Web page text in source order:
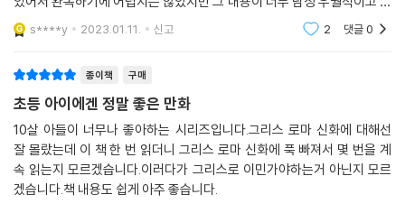
한 신화를 소개합니다. 신화 속에서 폭발하는 욕망과 갈등과 고통과 환희
가 무엇을 의미하는지, 수천 년을 내려온 인간의 근원적 질문에는 어떤 답
“저는 이번 방송에서 무엇보다 각 이야기가 독립성을 가지면서도 하나의
스토리로 흘러가게 하는 유기성을 갖도록 노력했습니다. 그리스 로마 신화
의 기본적인 흐름을 시간과 사건의 순서대로 보여주려 했지요. 신화가 가
진 깊은 의미와 메시지를 음미할 수 있는 시간이 되길 바랍니다.” -김헌(서
양 고전학자, 서울대학교 인문학연구원 교수)
리스 중심의 역사 왜곡이 심하다는 것을 느꼈다.내가 너무 권위주의적인
꼰대가 되었나제
s****y 2023.01.11. 신고 2 댓글0
종이책 구매
초등 아이에겐 정말 좋은 만화
10살 아들이 너무나 좋아하는 시리즈입니다.그리스 로마 신화에 대해선
잘 몰랐는데 이 책 한 번 읽더니 그리스 로마 신화에 푹 빠져서 몇 번을 계
속 읽는지 모르겠습니다.이러다가 그리스로 이민가야하는거 아닌지 모르
겠습니다.책 내용도 쉽게 아주 좋습니다.